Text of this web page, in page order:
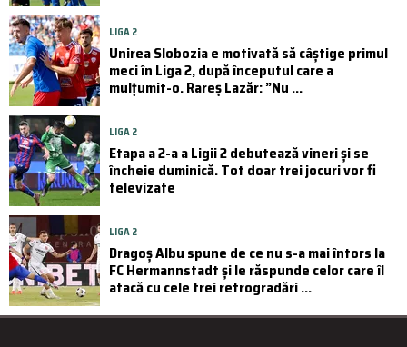
LIGA 2
Unirea Slobozia e motivată să câștige primul
meci în Liga 2, după începutul care a
mulțumit-o. Rareș Lazăr: ”Nu ...
LIGA 2
Etapa a 2-a a Ligii 2 debutează vineri și se
încheie duminică. Tot doar trei jocuri vor fi
televizate
LIGA 2
Dragoș Albu spune de ce nu s-a mai întors la
FC Hermannstadt și le răspunde celor care îl
atacă cu cele trei retrogradări ...